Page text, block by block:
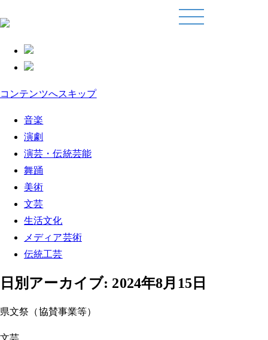
コンテンツへスキップ
音楽
演劇
演芸・伝統芸能
舞踊
美術
文芸
生活文化
メディア芸術
伝統工芸
日別アーカイブ: 2024年8月15日
県文祭（協賛事業等）
文芸